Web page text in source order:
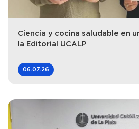
Ciencia y cocina saludable en
la Editorial UCALP
06.07.26